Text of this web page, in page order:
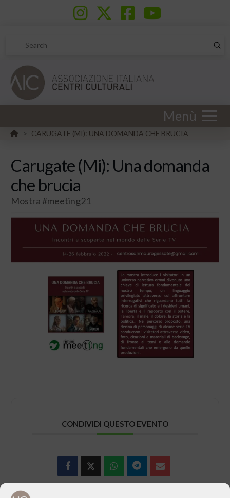
Search
Menù
HOME
> CARUGATE (MI): UNA DOMANDA CHE BRUCIA
Carugate (Mi): Una domanda
che brucia
Mostra #meeting21
CONDIVIDI QUESTO EVENTO